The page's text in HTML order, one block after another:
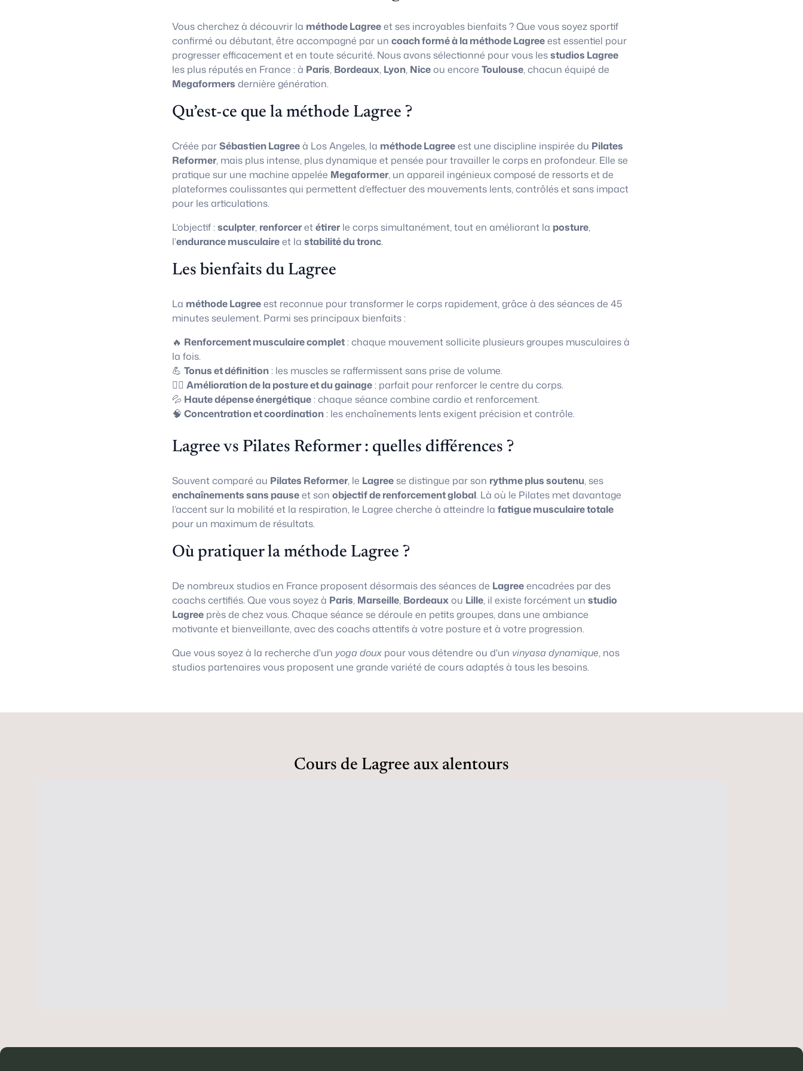
Vous cherchez à découvrir la méthode Lagreeet ses incroyables bienfaits ? Que vous soyez sportif
confirmé ou débutant, être accompagné par un coach formé à la méthode Lagreeest essentiel pour
progresser efficacement et en toute sécurité. Nous avons sélectionné pour vous lesstudios Lagree
les plus réputés en France : à Paris, Bordeaux, Lyon, Niceou encore Toulouse, chacun équipé de
Megaformers dernière génération.
Qu’est-ce que la méthode Lagree ?
Créée parSébastien Lagreeà Los Angeles, la méthode Lagreeest une discipline inspirée du Pilates
Reformer, mais plus intense, plus dynamique et pensée pour travailler le corps en profondeur. Elle se
pratique sur une machine appelée Megaformer, un appareil ingénieux composé de ressorts et de
plateformes coulissantes qui permettent d’effectuer des mouvements lents, contrôlés et sans impact
pour les articulations.
L’objectif :sculpter, renforceretétirerle corps simultanément, tout en améliorant la posture,
l’endurance musculaireet la stabilité du tronc.
Les bienfaits du Lagree
La méthode Lagreeest reconnue pour transformer le corps rapidement, grâce à des séances de 45
minutes seulement. Parmi ses principaux bienfaits :
🔥 Renforcement musculaire complet: chaque mouvement sollicite plusieurs groupes musculaires à
la fois.
💪 Tonus et définition: les muscles se raffermissent sans prise de volume.
🧘‍♀️ Amélioration de la posture et du gainage: parfait pour renforcer le centre du corps.
💦 Haute dépense énergétique: chaque séance combine cardio et renforcement.
🧠 Concentration et coordination: les enchaînements lents exigent précision et contrôle.
Lagree vs Pilates Reformer : quelles différences ?
Souvent comparé au Pilates Reformer, le Lagree se distingue par son rythme plus soutenu, ses
enchaînements sans pauseet son objectif de renforcement global. Là où le Pilates met davantage
l’accent sur la mobilité et la respiration, le Lagree cherche à atteindre la fatigue musculaire totale
pour un maximum de résultats.
Où pratiquer la méthode Lagree ?
De nombreux studios en France proposent désormais des séances de Lagreeencadrées par des
coachs certifiés. Que vous soyez à Paris, Marseille, Bordeauxou Lille, il existe forcément un studio
Lagree près de chez vous. Chaque séance se déroule en petits groupes, dans une ambiance
motivante et bienveillante, avec des coachs attentifs à votre posture et à votre progression.
Que vous soyez à la recherche d'un yoga doux pour vous détendre ou d'un vinyasa dynamique, nos
studios partenaires vous proposent une grande variété de cours adaptés à tous les besoins.
Cours de Lagree aux alentours